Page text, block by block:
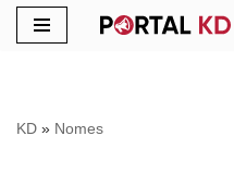
conteúdo
KD » Nomes